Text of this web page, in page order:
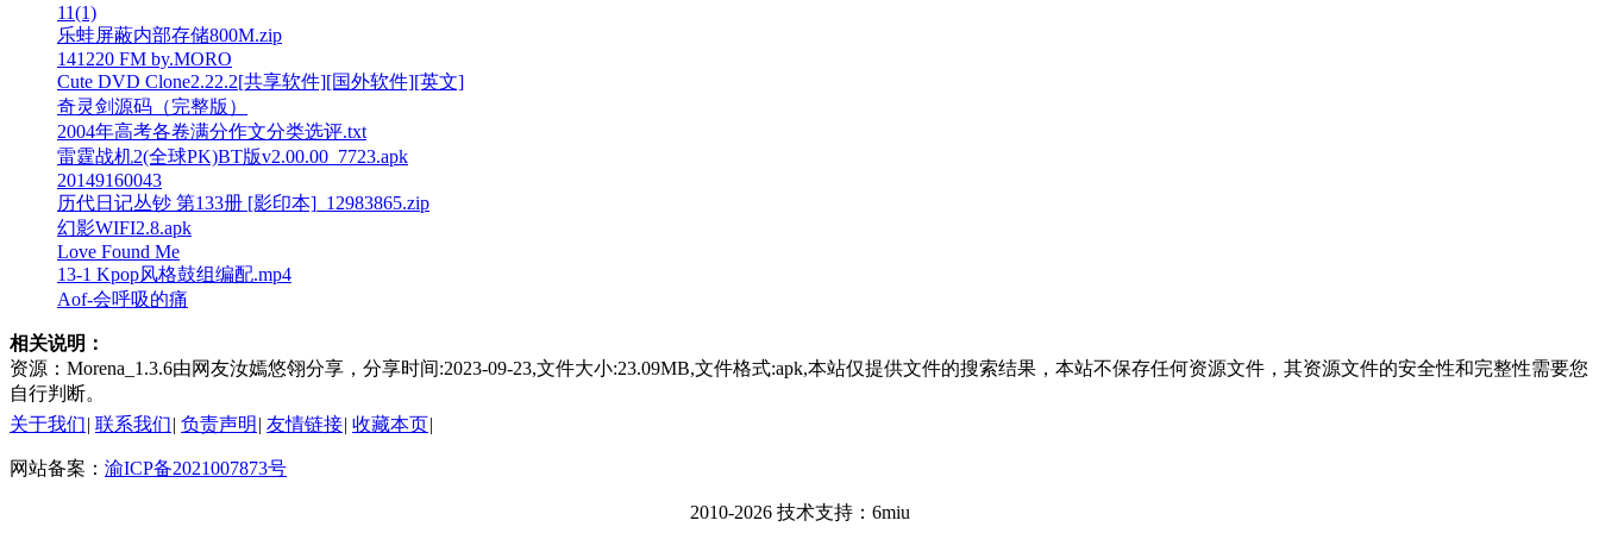
11(1)
乐蛙屏蔽内部存储800M.zip
141220 FM by.MORO
Cute DVD Clone2.22.2[共享软件][国外软件][英文]
奇灵剑源码（完整版）
2004年高考各卷满分作文分类选评.txt
雷霆战机2(全球PK)BT版v2.00.00_7723.apk
20149160043
历代日记丛钞 第133册 [影印本]_12983865.zip
幻影WIFI2.8.apk
Love Found Me
13-1 Kpop风格鼓组编配.mp4
Aof-会呼吸的痛
相关说明：
资源：Morena_1.3.6由网友汝嫣悠翎分享，分享时间:2023-09-23,文件大小:23.09MB,文件格式:apk,本站仅提供文件的搜索结果，本站不保存任何资源文件，其资源文件的安全性和完整性需要您
自行判断。
关于我们| 联系我们| 负责声明 | 友情链接| 收藏本页|
网站备案： 渝ICP备2021007873号
2010-2026 技术支持：6miu